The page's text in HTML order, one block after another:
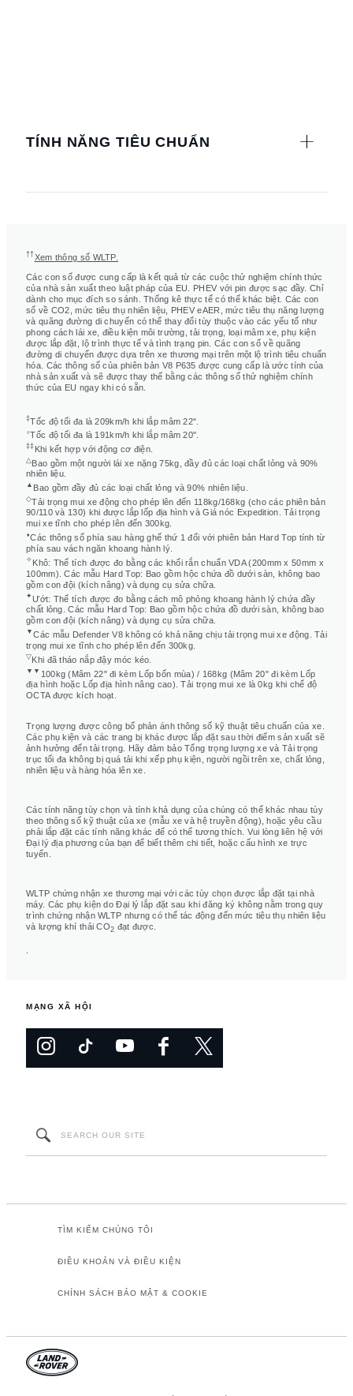
TÍNH NĂNG TIÊU CHUẨN
††Xem thông số WLTP.
Các con số được cung cấp là kết quả từ các cuộc thử nghiệm chính thức
của nhà sản xuất theo luật pháp của EU. PHEV với pin được sạc đầy. Chỉ
dành cho mục đích so sánh. Thống kê thực tế có thể khác biệt. Các con
số về CO2, mức tiêu thụ nhiên liệu, PHEV eAER, mức tiêu thụ năng lượng
và quãng đường di chuyển có thể thay đổi tùy thuộc vào các yếu tố như
phong cách lái xe, điều kiện môi trường, tải trọng, loại mâm xe, phụ kiện
được lắp đặt, lộ trình thực tế và tình trạng pin. Các con số về quãng
đường di chuyển được dựa trên xe thương mại trên một lộ trình tiêu chuẩn
hóa. Các thông số của phiên bản V8 P635 được cung cấp là ước tính của
nhà sản xuất và sẽ được thay thế bằng các thông số thử nghiệm chính
thức của EU ngay khi có sẵn.
‡Tốc độ tối đa là 209km/h khi lắp mâm 22".
⬨Tốc độ tối đa là 191km/h khi lắp mâm 20".
‡‡ Khi kết hợp với động cơ điện.
△ Bao gồm một người lái xe nặng 75kg, đầy đủ các loại chất lỏng và 90%
nhiên liệu.
▲ Bao gồm đầy đủ các loại chất lỏng và 90% nhiên liệu.
◇Tải trọng mui xe động cho phép lên đến 118kg/168kg (cho các phiên bản
90/110 và 130) khi được lắp lốp địa hình và Giá nóc Expedition. Tải trọng
mui xe tĩnh cho phép lên đến 300kg.
⬧Các thông số phía sau hàng ghế thứ 1 đối với phiên bản Hard Top tính từ
phía sau vách ngăn khoang hành lý.
✧ Khô: Thể tích được đo bằng các khối rắn chuẩn VDA (200mm x 50mm x
100mm). Các mẫu Hard Top: Bao gồm hộc chứa đồ dưới sàn, không bao
gồm con đội (kích nâng) và dụng cụ sửa chữa.
✦Ướt: Thể tích được đo bằng cách mô phỏng khoang hành lý chứa đầy
chất lỏng. Các mẫu Hard Top: Bao gồm hộc chứa đồ dưới sàn, không bao
gồm con đội (kích nâng) và dụng cụ sửa chữa.
▼Các mẫu Defender V8 không có khả năng chịu tải trọng mui xe động. Tải
trọng mui xe tĩnh cho phép lên đến 300kg.
▽Khi đã tháo nắp đậy móc kéo.
▼▼ 100kg (Mâm 22" đi kèm Lốp bốn mùa) / 168kg (Mâm 20" đi kèm Lốp
địa hình hoặc Lốp địa hình nâng cao). Tải trọng mui xe là 0kg khi chế độ
OCTA được kích hoạt.
Trọng lượng được công bố phản ánh thông số kỹ thuật tiêu chuẩn của xe.
Các phụ kiện và các trang bị khác được lắp đặt sau thời điểm sản xuất sẽ
ảnh hưởng đến tải trọng. Hãy đảm bảo Tổng trọng lượng xe và Tải trọng
trục tối đa không bị quá tải khi xếp phụ kiện, người ngồi trên xe, chất lỏng,
nhiên liệu và hàng hóa lên xe.
Các tính năng tùy chọn và tính khả dụng của chúng có thể khác nhau tùy
theo thông số kỹ thuật của xe (mẫu xe và hệ truyền động), hoặc yêu cầu
phải lắp đặt các tính năng khác để có thể tương thích. Vui lòng liên hệ với
Đại lý địa phương của bạn để biết thêm chi tiết, hoặc cấu hình xe trực
tuyến.
WLTP chứng nhận xe thương mại với các tùy chọn được lắp đặt tại nhà
máy. Các phụ kiện do Đại lý lắp đặt sau khi đăng ký không nằm trong quy
trình chứng nhận WLTP nhưng có thể tác động đến mức tiêu thụ nhiên liệu
và lượng khí thải CO2 đạt được.
MẠNG XÃ HỘI
TÌM KIẾM CHÚNG TÔI
ĐIỀU KHOẢN VÀ ĐIỀU KIỆN
CHÍNH SÁCH BẢO MẬT & COOKIE